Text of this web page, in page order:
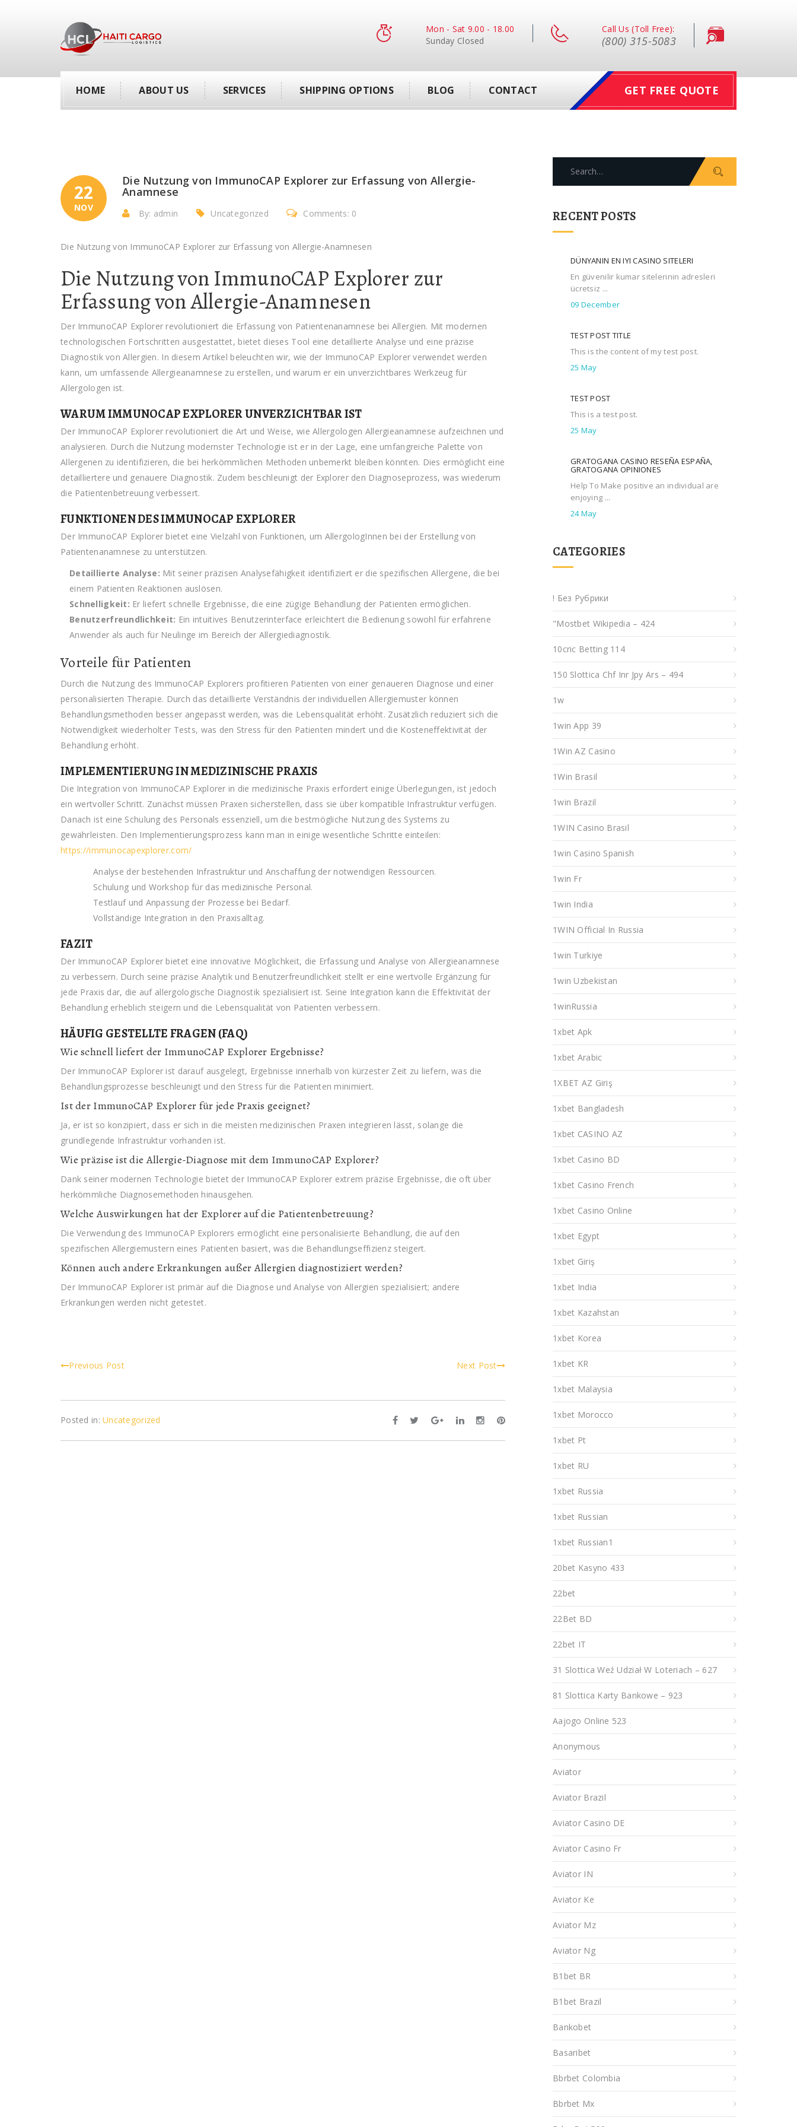
Mon - Sat 9.00 - 18.00
Sunday Closed
Call Us (Toll Free):
(800) 315-5083
HOME ABOUT US SERVICES SHIPPING OPTIONS BLOG CONTACT GET FREE QUOTE
22
NOV
Die Nutzung von ImmunoCAP Explorer zur Erfassung von Allergie-
Anamnese
By: admin Uncategorized Comments: 0
Die Nutzung von ImmunoCAP Explorer zur Erfassung von Allergie-Anamnesen
Die Nutzung von ImmunoCAP Explorer zur
Erfassung von Allergie-Anamnesen
Der ImmunoCAP Explorer revolutioniert die Erfassung von Patientenanamnese bei Allergien. Mit modernen
technologischen Fortschritten ausgestattet, bietet dieses Tool eine detaillierte Analyse und eine präzise
Diagnostik von Allergien. In diesem Artikel beleuchten wir, wie der ImmunoCAP Explorer verwendet werden
kann, um umfassende Allergieanamnese zu erstellen, und warum er ein unverzichtbares Werkzeug für
Allergologen ist.
WARUM IMMUNOCAP EXPLORER UNVERZICHTBAR IST
Der ImmunoCAP Explorer revolutioniert die Art und Weise, wie Allergologen Allergieanamnese aufzeichnen und
analysieren. Durch die Nutzung modernster Technologie ist er in der Lage, eine umfangreiche Palette von
Allergenen zu identifizieren, die bei herkömmlichen Methoden unbemerkt bleiben könnten. Dies ermöglicht eine
detailliertere und genauere Diagnostik. Zudem beschleunigt der Explorer den Diagnoseprozess, was wiederum
die Patientenbetreuung verbessert.
FUNKTIONEN DES IMMUNOCAP EXPLORER
Der ImmunoCAP Explorer bietet eine Vielzahl von Funktionen, um AllergologInnen bei der Erstellung von
Patientenanamnese zu unterstützen.
Detaillierte Analyse: Mit seiner präzisen Analysefähigkeit identifiziert er die spezifischen Allergene, die bei
einem Patienten Reaktionen auslösen.
Schnelligkeit: Er liefert schnelle Ergebnisse, die eine zügige Behandlung der Patienten ermöglichen.
Benutzerfreundlichkeit: Ein intuitives Benutzerinterface erleichtert die Bedienung sowohl für erfahrene
Anwender als auch für Neulinge im Bereich der Allergiediagnostik.
Vorteile für Patienten
Durch die Nutzung des ImmunoCAP Explorers profitieren Patienten von einer genaueren Diagnose und einer
personalisierten Therapie. Durch das detaillierte Verständnis der individuellen Allergiemuster können
Behandlungsmethoden besser angepasst werden, was die Lebensqualität erhöht. Zusätzlich reduziert sich die
Notwendigkeit wiederholter Tests, was den Stress für den Patienten mindert und die Kosteneffektivität der
Behandlung erhöht.
IMPLEMENTIERUNG IN MEDIZINISCHE PRAXIS
Die Integration von ImmunoCAP Explorer in die medizinische Praxis erfordert einige Überlegungen, ist jedoch
ein wertvoller Schritt. Zunächst müssen Praxen sicherstellen, dass sie über kompatible Infrastruktur verfügen.
Danach ist eine Schulung des Personals essenziell, um die bestmögliche Nutzung des Systems zu
gewährleisten. Den Implementierungsprozess kann man in einige wesentliche Schritte einteilen:
https://immunocapexplorer.com/
Analyse der bestehenden Infrastruktur und Anschaffung der notwendigen Ressourcen.
Schulung und Workshop für das medizinische Personal.
Testlauf und Anpassung der Prozesse bei Bedarf.
Vollständige Integration in den Praxisalltag.
FAZIT
Der ImmunoCAP Explorer bietet eine innovative Möglichkeit, die Erfassung und Analyse von Allergieanamnese
zu verbessern. Durch seine präzise Analytik und Benutzerfreundlichkeit stellt er eine wertvolle Ergänzung für
jede Praxis dar, die auf allergologische Diagnostik spezialisiert ist. Seine Integration kann die Effektivität der
Behandlung erheblich steigern und die Lebensqualität von Patienten verbessern.
HÄUFIG GESTELLTE FRAGEN (FAQ)
Wie schnell liefert der ImmunoCAP Explorer Ergebnisse?
Der ImmunoCAP Explorer ist darauf ausgelegt, Ergebnisse innerhalb von kürzester Zeit zu liefern, was die
Behandlungsprozesse beschleunigt und den Stress für die Patienten minimiert.
Ist der ImmunoCAP Explorer für jede Praxis geeignet?
Ja, er ist so konzipiert, dass er sich in die meisten medizinischen Praxen integrieren lässt, solange die
grundlegende Infrastruktur vorhanden ist.
Wie präzise ist die Allergie-Diagnose mit dem ImmunoCAP Explorer?
Dank seiner modernen Technologie bietet der ImmunoCAP Explorer extrem präzise Ergebnisse, die oft über
herkömmliche Diagnosemethoden hinausgehen.
Welche Auswirkungen hat der Explorer auf die Patientenbetreuung?
Die Verwendung des ImmunoCAP Explorers ermöglicht eine personalisierte Behandlung, die auf den
spezifischen Allergiemustern eines Patienten basiert, was die Behandlungseffizienz steigert.
Können auch andere Erkrankungen außer Allergien diagnostiziert werden?
Der ImmunoCAP Explorer ist primär auf die Diagnose und Analyse von Allergien spezialisiert; andere
Erkrankungen werden nicht getestet.
Previous Post Next Post
Posted in:Uncategorized
RECENT POSTS
DÜNYANIN EN IYI CASINO SITELERI
En güvenilir kumar sitelerinin adresleri
ücretsiz ...
09 December
TEST POST TITLE
This is the content of my test post.
25 May
TEST POST
This is a test post.
25 May
GRATOGANA CASINO RESEÑA ESPAÑA,
GRATOGANA OPINIONES
Help To Make positive an individual are
enjoying ...
24 May
CATEGORIES
! Без Рубрики
"mostbet Wikipedia – 424
10cric Betting 114
150 Slottica Chf Inr Jpy Ars – 494
1w
1win App 39
1Win AZ Casino
1Win Brasil
1win Brazil
1WIN Casino Brasil
1win Casino Spanish
1win Fr
1win India
1WIN Official In Russia
1win Turkiye
1win Uzbekistan
1winRussia
1xbet Apk
1xbet Arabic
1XBET AZ Giriş
1xbet Bangladesh
1xbet CASINO AZ
1xbet Casino BD
1xbet Casino French
1xbet Casino Online
1xbet Egypt
1xbet Giriş
1xbet India
1xbet Kazahstan
1xbet Korea
1xbet KR
1xbet Malaysia
1xbet Morocco
1xbet Pt
1xbet RU
1xbet Russia
1xbet Russian
1xbet Russian1
20bet Kasyno 433
22bet
22Bet BD
22bet IT
31 Slottica Weź Udział W Loteriach – 627
81 Slottica Karty Bankowe – 923
Aajogo Online 523
Anonymous
Aviator
Aviator Brazil
Aviator Casino DE
Aviator Casino Fr
Aviator IN
Aviator Ke
Aviator Mz
Aviator Ng
B1bet BR
B1bet Brazil
Bankobet
Basaribet
Bbrbet Colombia
Bbrbet Mx